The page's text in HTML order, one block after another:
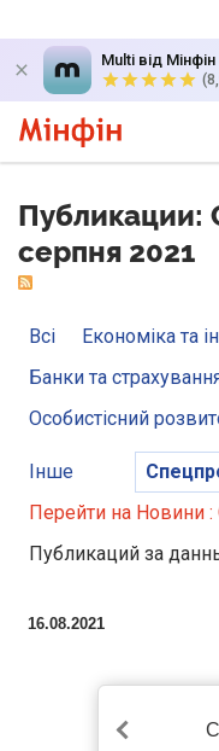
Multi від Мінфін
Публикации:
серпня 2021
Всі Економіка та
Банки та
Особистісний
Інше
Перейти на Новини
Публикаций за
16.08.2021